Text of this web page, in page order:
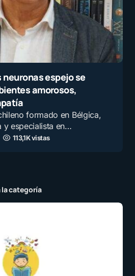
neuronas espejo se
amorosos,
formado en Bélgica,
y especialista en…
113,1K vistas
la categoría